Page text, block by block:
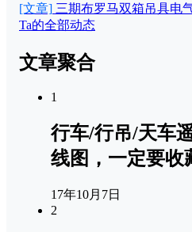
[文章] 三期布罗马双箱吊具电
Ta的全部动态
文章聚合
1
行车/行吊/天车
线图，一定要收
17年10月7日
2